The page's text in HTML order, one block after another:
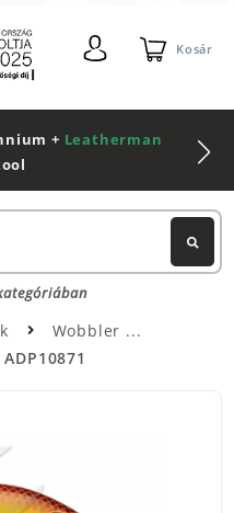
Kosár
+ Leatherman
Wobbler